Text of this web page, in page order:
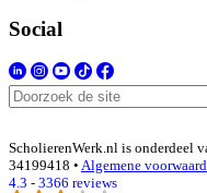
Social
ScholierenWerk.nl is onderdeel
34199418 • Algemene
4.3 - 3366 reviews